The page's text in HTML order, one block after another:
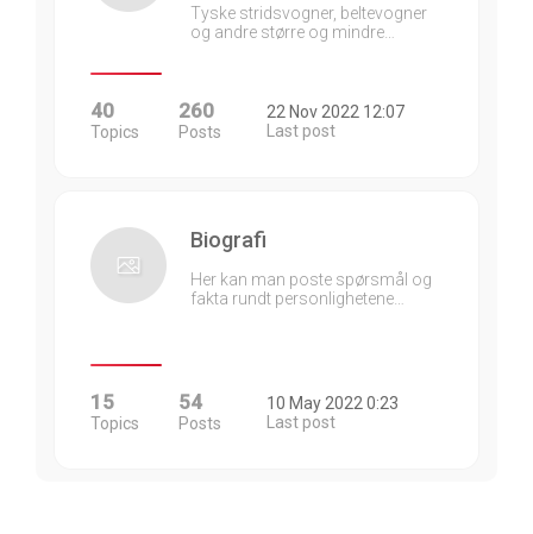
Tyske stridsvogner, beltevogner
og andre større og mindre…
40
Topics
260
Posts
22 Nov 2022 12:07
Last post
Biografi
Her kan man poste spørsmål og
fakta rundt personlighetene…
15
Topics
54
Posts
10 May 2022 0:23
Last post